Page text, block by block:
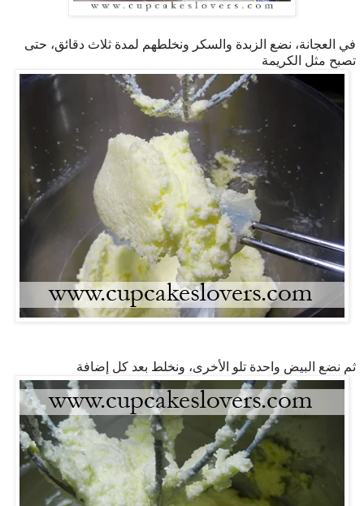
في العجانة، نضع الزبدة والسكر ونخلطهم لمدة ثلاث دقائق، حتى
تصبح مثل الكريمة
ثم نضع البيض واحدة تلو الأخرى، ونخلط بعد كل إضافة